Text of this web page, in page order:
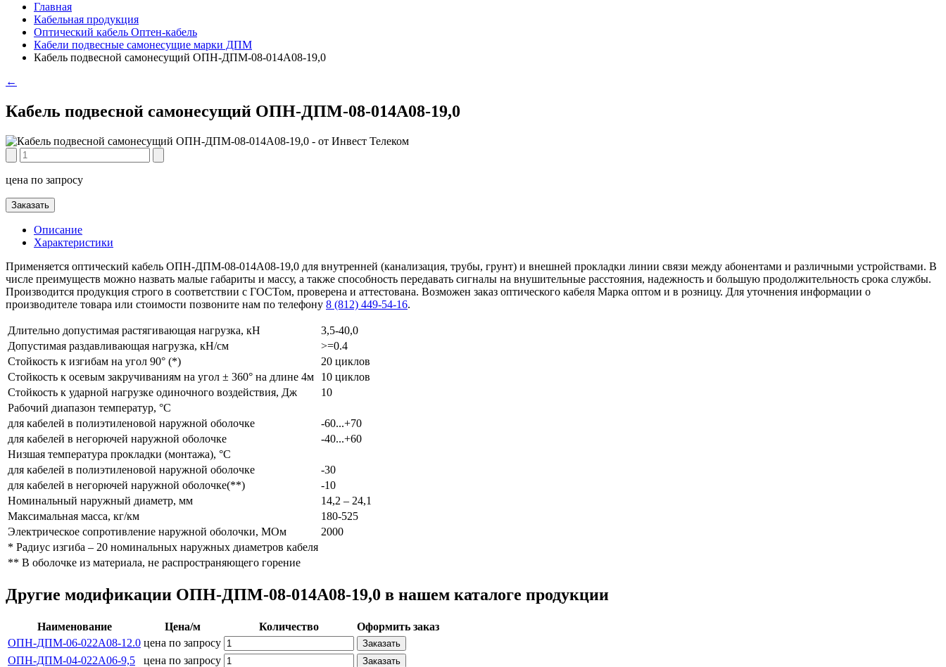
Главная
Кабельная продукция
Оптический кабель Оптен-кабель
Кабели подвесные самонесущие марки ДПМ
Кабель подвесной самонесущий ОПН-ДПМ-08-014А08-19,0
←
Кабель подвесной самонесущий ОПН-ДПМ-08-014А08-19,0
цена по запросу
Заказать
Описание
Характеристики
Применяется оптический кабель ОПН-ДПМ-08-014А08-19,0 для внутренней (канализация, трубы, грунт) и внешней прокладки линии связи между абонентами и различными устройствами. В
числе преимуществ можно назвать малые габариты и массу, а также способность передавать сигналы на внушительные расстояния, надежность и большую продолжительность срока службы.
Производится продукция строго в соответствии с ГОСТом, проверена и аттестована. Возможен заказ оптического кабеля Марка оптом и в розницу. Для уточнения информации о
производителе товара или стоимости позвоните нам по телефону 8 (812) 449-54-16.
Длительно допустимая растягивающая нагрузка, кН
3,5-40,0
Допустимая раздавливающая нагрузка, кН/см
>=0.4
Стойкость к изгибам на угол 90° (*)
20 циклов
Стойкость к осевым закручиваниям на угол ± 360° на длине 4м
10 циклов
Стойкость к ударной нагрузке одиночного воздействия, Дж
10
Рабочий диапазон температур, °С
для кабелей в полиэтиленовой наружной оболочке
-60...+70
для кабелей в негорючей наружной оболочке
-40...+60
Низшая температура прокладки (монтажа), °С
для кабелей в полиэтиленовой наружной оболочке
-30
для кабелей в негорючей наружной оболочке(**)
-10
Номинальный наружный диаметр, мм
14,2 – 24,1
Максимальная масса, кг/км
180-525
Электрическое сопротивление наружной оболочки, МОм
2000
* Радиус изгиба – 20 номинальных наружных диаметров кабеля
** В оболочке из материала, не распространяющего горение
Другие модификации ОПН-ДПМ-08-014А08-19,0 в нашем каталоге продукции
Наименование Цена/м Количество
Оформить заказ
ОПН-ДПМ-06-022А08-12.0 цена по запросу Заказать
ОПН-ДПМ-04-022А06-9,5 цена по запросу Заказать